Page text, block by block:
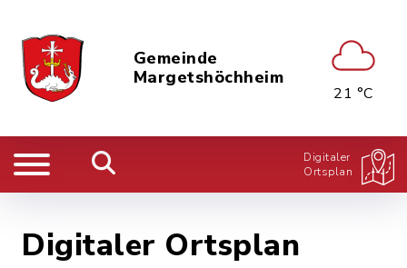
Gemeinde
Margetshöchheim
21 °C
Digitaler
Ortsplan
Digitaler Ortsplan